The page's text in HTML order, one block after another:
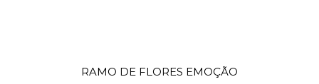
RAMO DE FLORES EMOÇÃO